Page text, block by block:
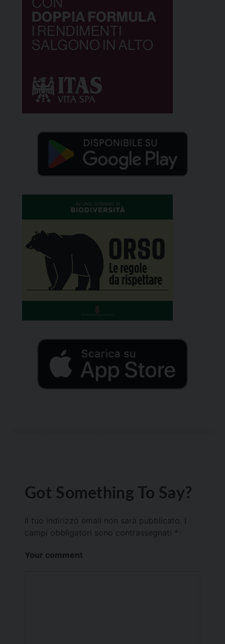
Got Something To Say?
Il tuo indirizzo email non sarà pubblicato.
campi obbligatori sono contrassegnati *
Your comment